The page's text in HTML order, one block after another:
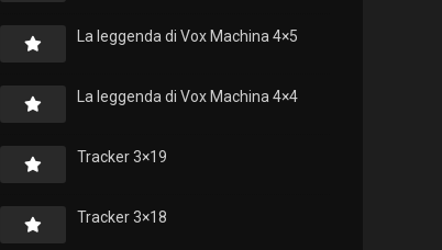
La leggenda di Vox Machina 4×5
La leggenda di Vox Machina 4×4
Tracker 3×19
Tracker 3×18